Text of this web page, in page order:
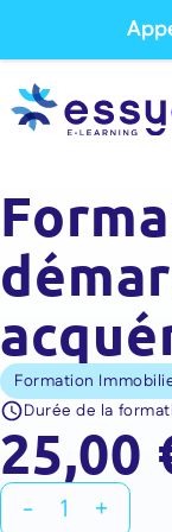
Formation
Durée de la
25,00
-
quantité
+